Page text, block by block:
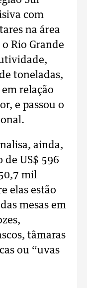
com
na área
Rio Grande
toneladas,
relação
e passou o
ainda,
US$ 596
mil
elas estão
mesas em
tâmaras
ou “uvas